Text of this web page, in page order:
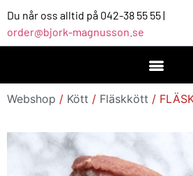
Du når oss alltid på 042-38 55 55 |
order@bjork-magnusson.se
Webshop / Kött / Fläskkött /